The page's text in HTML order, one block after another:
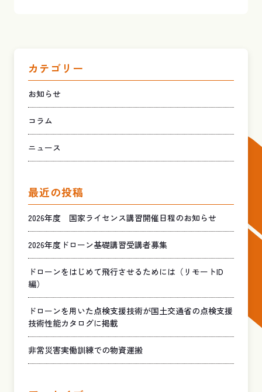
カテゴリー
お知らせ
コラム
ニュース
最近の投稿
2026年度 国家ライセンス講習開催日程のお知らせ
2026年度ドローン基礎講習受講者募集
ドローンをはじめて飛行させるためには（リモートID
編）
ドローンを用いた点検支援技術が国土交通省の点検支援
技術性能カタログに掲載
非常災害実働訓練での物資運搬